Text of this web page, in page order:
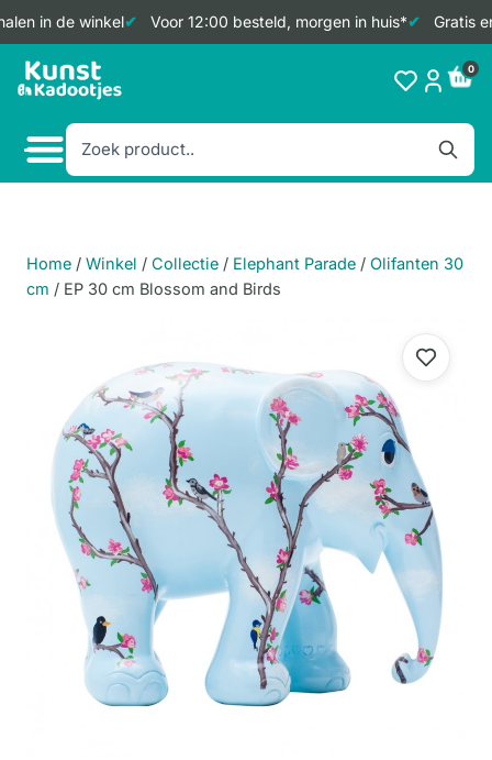
in de winkel Voor 12:00 besteld, morgen in huis* Gratis
Doorgaan
naar
0
Home / Winkel / Collectie / Elephant Parade / Olifanten 30
cm / EP 30 cm Blossom and Birds